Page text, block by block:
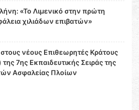
«Το Λιμενικό στην πρώτη
χιλιάδων επιβατών»
νέους Επιθεωρητές Κράτους
7ης Εκπαιδευτικής Σειράς της
Ασφαλείας Πλοίων